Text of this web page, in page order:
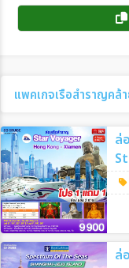
ประเภทห้องพัก
ผู้ใหญ่คนที่ 3 และ 4
เด็กอายุต่ำกว่า 12 ปี
เด็กทารก
พักเดี่ยว
แพคเกจเรือสำราญคล้
ล่
ล่